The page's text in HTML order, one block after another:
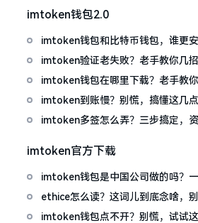
imtoken钱包2.0
imtoken钱包和比特币钱包，谁更安
家来聊聊
imtoken验证老失败？老手教你几
imtoken钱包在哪里下载？老手教
imtoken到账慢？别慌，搞懂这几
imtoken多签怎么弄？三步搞定，
imtoken官方下载
imtoken钱包是中国公司做的吗？
ethice怎么读？这词儿到底念啥，
imtoken钱包点不开？别慌，试试